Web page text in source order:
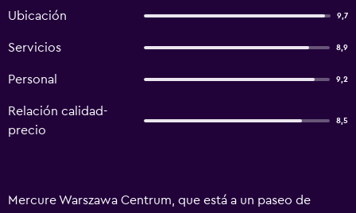
Ubicación 9,7
Servicios 8,9
Personal 9,2
Relación calidad-
precio
8,5
Mercure Warszawa Centrum, que está a un paseo de